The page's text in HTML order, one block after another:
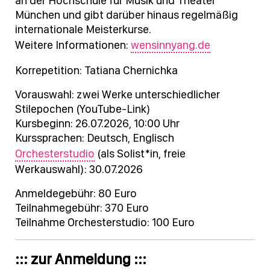
München und gibt darüber hinaus regelmäßig
internationale Meisterkurse.
Weitere Informationen: wensinnyang.de
Korrepetition: Tatiana Chernichka
Vorauswahl: zwei Werke unterschiedlicher
Stilepochen (YouTube-Link)
Kursbeginn: 26.07.2026, 10:00 Uhr
Kurssprachen: Deutsch, Englisch
Orchesterstudio (als Solist*in, freie
Werkauswahl): 30.07.2026
Anmeldegebühr: 80 Euro
Teilnahmegebühr: 370 Euro
Teilnahme Orchesterstudio: 100 Euro
::: zur Anmeldung :::